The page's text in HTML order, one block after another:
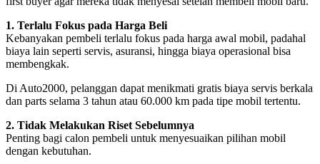
1. Terlalu Fokus pada Harga Beli
Kebanyakan pembeli terlalu fokus pada harga awal mobil, padahal
biaya lain seperti servis, asuransi, hingga biaya operasional bisa
membengkak.
Di Auto2000, pelanggan dapat menikmati gratis biaya servis berkala
dan parts selama 3 tahun atau 60.000 km pada tipe mobil tertentu.
2. Tidak Melakukan Riset Sebelumnya
Penting bagi calon pembeli untuk menyesuaikan pilihan mobil
dengan kebutuhan.